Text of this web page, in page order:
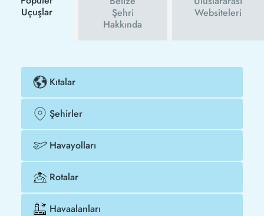
Uçuşlar
Şehri
Hakkında
Websiteleri
Kıtalar
Şehirler
Havayolları
Rotalar
Havaalanları